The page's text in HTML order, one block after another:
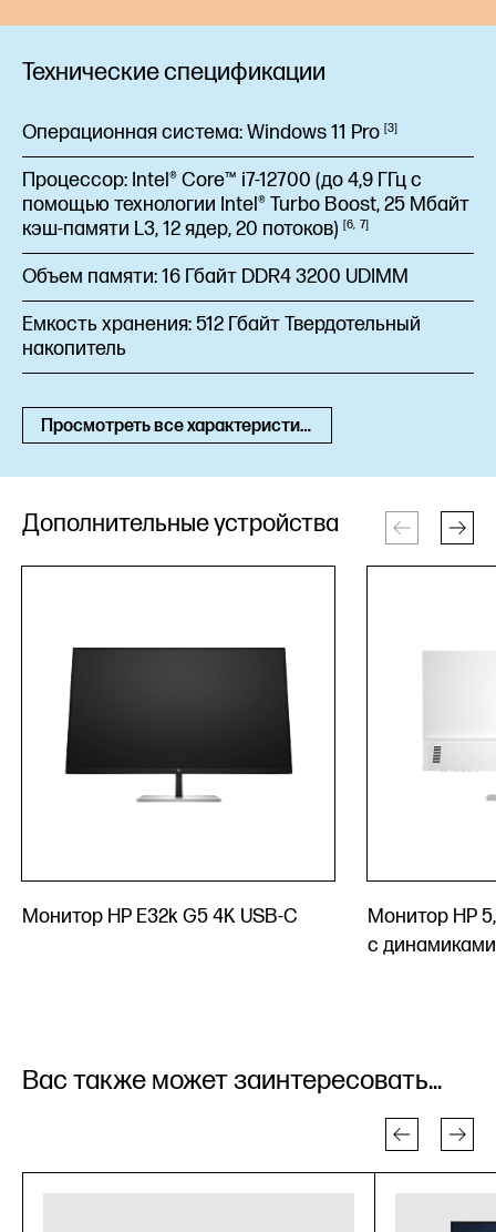
Технические спецификации
Операционная система:Windows 11 Pro 3
Процессор: Intel® Core™ i7-12700 (до 4,9 ГГц с
помощью технологии Intel® Turbo Boost, 25 Мбайт
кэш-памяти L3, 12 ядер, 20 потоков) 6 7
Объем памяти:16 Гбайт DDR4 3200 UDIMM
Емкость хранения:512 Гбайт Твердотельный
накопитель
Просмотреть все характеристики
Дополнительные устройства
Монитор HP E32k G5 4K USB-C
Монитор HP
с
Вас также может заинтересовать...